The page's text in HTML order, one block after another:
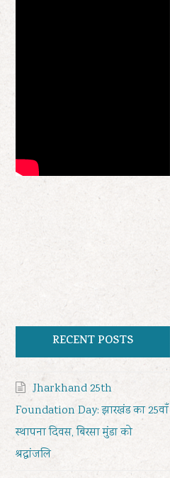
RECENT POSTS
Jharkhand 25th
Foundation Day: झारखंड का 25वाँ
स्थापना दिवस, बिरसा मुंडा को
श्रद्धांजलि